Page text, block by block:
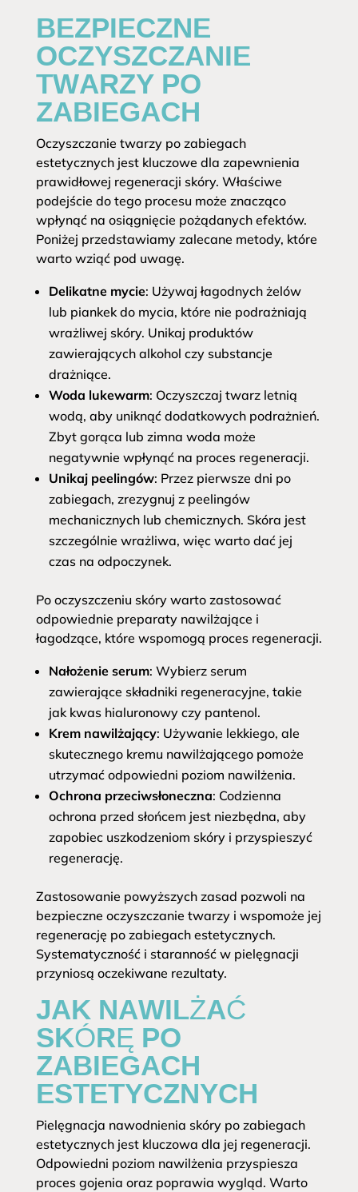
BEZPIECZNE
OCZYSZCZANIE
TWARZY PO
ZABIEGACH
Oczyszczanie twarzy po zabiegach
estetycznych jest kluczowe dla zapewnienia
prawidłowej regeneracji skóry. Właściwe
podejście do tego procesu może znacząco
wpłynąć na osiągnięcie pożądanych efektów.
Poniżej przedstawiamy zalecane metody, które
warto wziąć pod uwagę.
Delikatne mycie: Używaj łagodnych żelów
lub piankek do mycia, które nie podrażniają
wrażliwej skóry. Unikaj produktów
zawierających alkohol czy substancje
drażniące.
Woda lukewarm: Oczyszczaj twarz letnią
wodą, aby uniknąć dodatkowych podrażnień.
Zbyt gorąca lub zimna woda może
negatywnie wpłynąć na proces regeneracji.
Unikaj peelingów: Przez pierwsze dni po
zabiegach, zrezygnuj z peelingów
mechanicznych lub chemicznych. Skóra jest
szczególnie wrażliwa, więc warto dać jej
czas na odpoczynek.
Po oczyszczeniu skóry warto zastosować
odpowiednie preparaty nawilżające i
łagodzące, które wspomogą proces regeneracji.
Nałożenie serum: Wybierz serum
zawierające składniki regeneracyjne, takie
jak kwas hialuronowy czy pantenol.
Krem nawilżający: Używanie lekkiego, ale
skutecznego kremu nawilżającego pomoże
utrzymać odpowiedni poziom nawilżenia.
Ochrona przeciwsłoneczna: Codzienna
ochrona przed słońcem jest niezbędna, aby
zapobiec uszkodzeniom skóry i przyspieszyć
regenerację.
Zastosowanie powyższych zasad pozwoli na
bezpieczne oczyszczanie twarzy i wspomoże jej
regenerację po zabiegach estetycznych.
Systematyczność i staranność w pielęgnacji
przyniosą oczekiwane rezultaty.
JAK NAWILŻAĆ
SKÓRĘ PO
ZABIEGACH
ESTETYCZNYCH
Pielęgnacja nawodnienia skóry po zabiegach
estetycznych jest kluczowa dla jej regeneracji.
Odpowiedni poziom nawilżenia przyspiesza
proces gojenia oraz poprawia wygląd. Warto